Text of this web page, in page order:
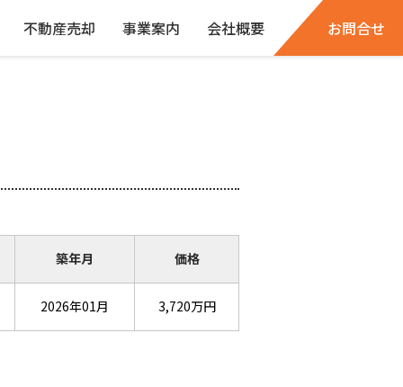
不動産売却 事業案内 会社概要 お問合せ
築年月 価格
2026年01月 3,720万円